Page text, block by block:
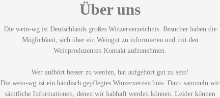
Über uns
Die wein-wg ist Deutschlands großes Winzerverzeichnis. Besucher haben die
Möglichkeit, sich über ein Weingut zu informieren und mit den
Weinproduzenten Kontakt aufzunehmen.
Wer aufhört besser zu werden, hat aufgehört gut zu sein!
Die wein-wg ist ein händisch gepflegtes Winzerverzeichnis. Dazu sammeln wir
sämtliche Informationen, denen wir habhaft werden können. Leider können